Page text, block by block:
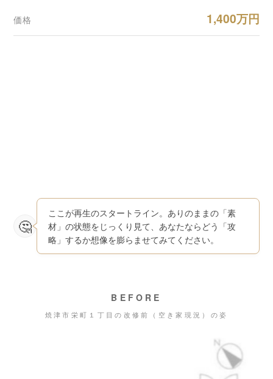
価格 1,400万円
ここが再生のスタートライン。ありのままの「素
材」の状態をじっくり見て、あなたならどう「攻
略」するか想像を膨らませてみてください。
BEFORE
焼津市栄町１丁目の改修前（空き家現況）の姿